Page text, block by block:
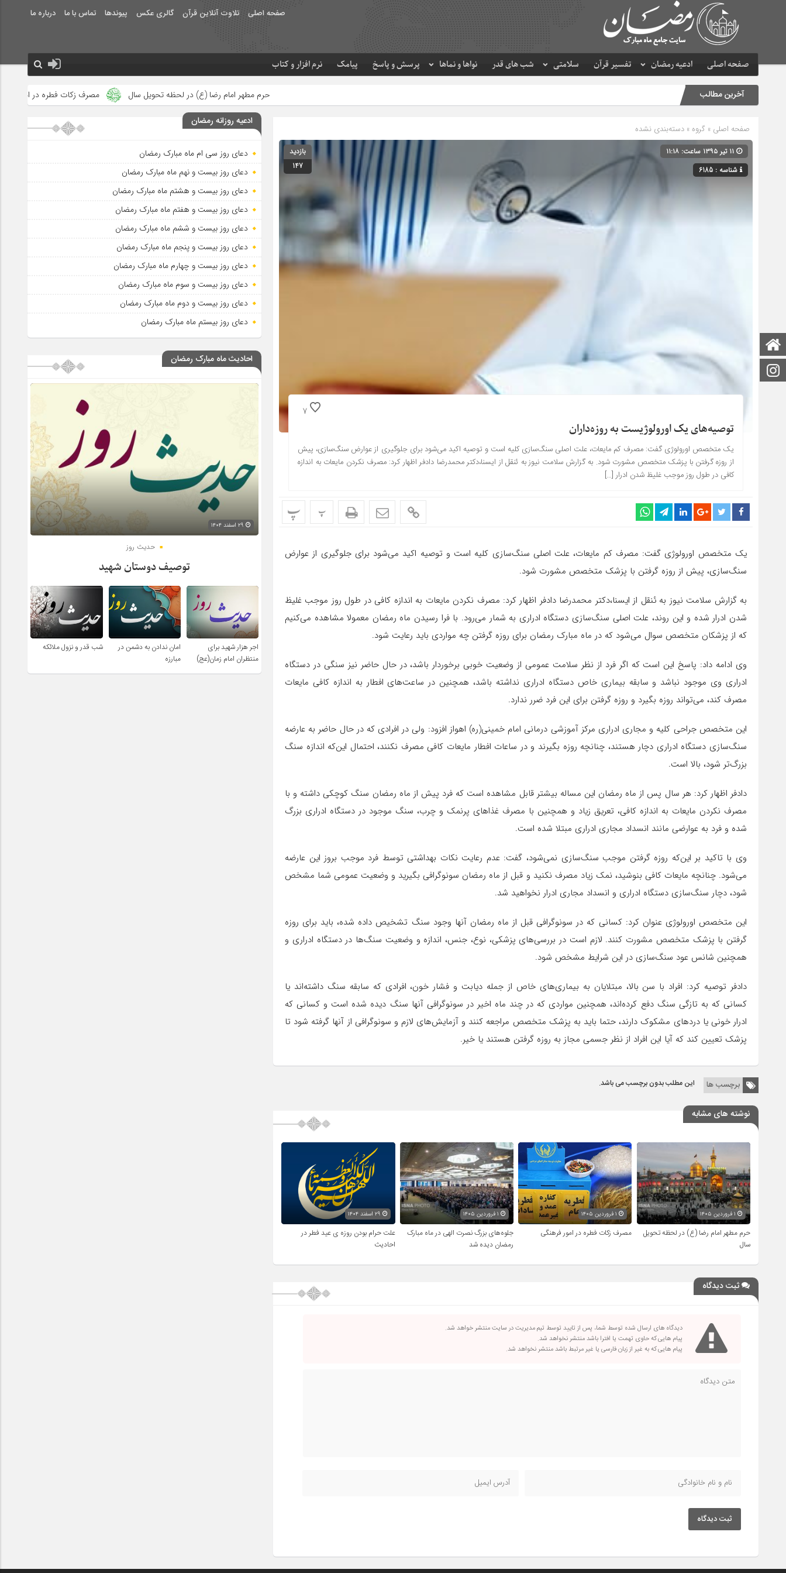
صفحه اصلی تلاوت آنلاین قرآن گالری عکس پیوندها تماس با ما درباره ما
صفحه اصلی ادعیه رمضان تفسیر قرآن سلامتی شب های قدر نواها و نماها پرسش و پاسخ پیامک نرم افزار و کتاب
صفحه اصلی
آخرین مطالب حرم مطهر امام رضا (ع) در لحظه تحویل سال مصرف زکات فطره در امور فرهنگی جلوه‌های
صفحه اصلی » گروه » دسته‌بندی نشده
شناسه : 6185
بازدید
147
7
توصیه‌های یک اورولوژیست به روزه‌داران
یک متخصص اورولوژی گفت: مصرف کم مایعات، علت اصلی سنگ‌سازی کلیه است و توصیه اکید می‌شود برای جلوگیری از عوارض سنگ‌سازی، پیش
از روزه گرفتن با پزشک متخصص مشورت شود. به گزارش سلامت نیوز به ئنقل از ایسنا،دکتر محمدرضا دادفر اظهار کرد: مصرف نکردن مایعات به اندازه
کافی در طول روز موجب غلیظ شدن ادرار […]
پ پ
یک متخصص اورولوژی گفت: مصرف کم مایعات، علت اصلی سنگ‌سازی کلیه است و توصیه اکید می‌شود برای جلوگیری از عوارض
سنگ‌سازی، پیش از روزه گرفتن با پزشک متخصص مشورت شود.
به گزارش سلامت نیوز به ئنقل از ایسنا،دکتر محمدرضا دادفر اظهار کرد: مصرف نکردن مایعات به اندازه کافی در طول روز موجب غلیظ
شدن ادرار شده و این روند، علت اصلی سنگ‌سازی دستگاه ادراری به شمار می‌رود. با فرا رسیدن ماه رمضان معمولا مشاهده می‌کنیم
که از پزشکان متخصص سوال می‌شود که در ماه مبارک رمضان برای روزه گرفتن چه مواردی باید رعایت شود.
وی ادامه داد: پاسخ این است که اگر فرد از نظر سلامت عمومی از وضعیت خوبی برخوردار باشد، در حال حاضر نیز سنگی در دستگاه
ادراری وی موجود نباشد و سابقه بیماری خاص دستگاه ادراری نداشته باشد، همچنین در ساعت‌های افطار به اندازه کافی مایعات
مصرف کند، می‌تواند روزه بگیرد و روزه گرفتن برای این فرد ضرر ندارد.
این متخصص جراحی کلیه و مجاری ادراری مرکز آموزشی درمانی امام خمینی(ره) اهواز افزود: ولی در افرادی که در حال حاضر به عارضه
سنگ‌سازی دستگاه ادراری دچار هستند، چنانچه روزه بگیرند و در ساعات افطار مایعات کافی مصرف نکنند، احتمال این‌که اندازه سنگ
بزرگ‌تر شود، بالا است.
دادفر اظهار کرد: هر سال پس از ماه رمضان این مساله بیشتر قابل مشاهده است که فرد پیش از ماه رمضان سنگ کوچکی داشته و با
مصرف نکردن مایعات به اندازه کافی، تعریق زیاد و همچنین با مصرف غذاهای پرنمک و چرب، سنگ موجود در دستگاه ادراری بزرگ
شده و فرد به عوارضی مانند انسداد مجاری ادراری مبتلا شده است.
وی با تاکید بر این‌که روزه گرفتن موجب سنگ‌سازی نمی‌شود، گفت: عدم رعایت نکات بهداشتی توسط فرد موجب بروز این عارضه
می‌شود. چنانچه مایعات کافی بنوشید، نمک زیاد مصرف نکنید و قبل از ماه رمضان سونوگرافی بگیرید و وضعیت عمومی شما مشخص
شود، دچار سنگ‌سازی دستگاه ادراری و انسداد مجاری ادرار نخواهید شد.
این متخصص اورولوژی عنوان کرد: کسانی که در سونوگرافی قبل از ماه رمضان آنها وجود سنگ تشخیص داده شده، باید برای روزه
گرفتن با پزشک متخصص مشورت کنند. لازم است در بررسی‌های پزشکی، نوع، جنس، اندازه و وضعیت سنگ‌ها در دستگاه ادراری و
همچنین شانس عود سنگ‌سازی در این شرایط مشخص شود.
دادفر توصیه کرد: افراد با سن بالا، مبتلایان به بیماری‌های خاص از جمله دیابت و فشار خون، افرادی که سابقه سنگ داشته‌اند یا
کسانی که به تازگی سنگ دفع کرده‌اند، همچنین مواردی که در چند ماه اخیر در سونوگرافی آنها سنگ دیده شده است و کسانی که
ادرار خونی یا دردهای مشکوک دارند، حتما باید به پزشک متخصص مراجعه کنند و آزمایش‌های لازم و سونوگرافی از آنها گرفته شود تا
پزشک تعیین کند که آیا این افراد از نظر جسمی مجاز به روزه گرفتن هستند یا خیر.
برچسب ها این مطلب بدون برچسب می باشد.
نوشته های مشابه
حرم مطهر امام رضا (ع) در لحظه تحویل
سال
۱ فروردین ۱۴۰۵
مصرف زکات فطره در امور فرهنگی
جلوه‌های بزرگ نصرت الهی در ماه مبارک
رمضان دیده شد
علت حرام بودن روزه ی عید فطر در
احادیث
ثبت دیدگاه
دیدگاه های ارسال شده توسط شما، پس از تایید توسط تیم مدیریت در سایت منتشر خواهد شد.
پیام هایی که حاوی تهمت یا افترا باشد منتشر نخواهد شد.
پیام هایی که به غیر از زبان فارسی یا غیر مرتبط باشد منتشر نخواهد شد.
ثبت دیدگاه
ادعیه روزانه رمضان
دعای روز سی ام ماه مبارک رمضان
دعای روز بیست و نهم ماه مبارک رمضان
دعای روز بیست و هشتم ماه مبارک رمضان
دعای روز بیست و هفتم ماه مبارک رمضان
دعای روز بیست و ششم ماه مبارک رمضان
دعای روز بیست و پنجم ماه مبارک رمضان
دعای روز بیست و چهارم ماه مبارک رمضان
دعای روز بیست و سوم ماه مبارک رمضان
دعای روز بیست و دوم ماه مبارک رمضان
دعای روز بیستم ماه مبارک رمضان
احادیث ماه مبارک رمضان
حدیث روز
توصیف دوستان شهید
اجر هزار شهید برای
منتظران امام زمان(عج)
امان ندادن به دشمن در
مبارزه
شب قدر و نزول ملائکه